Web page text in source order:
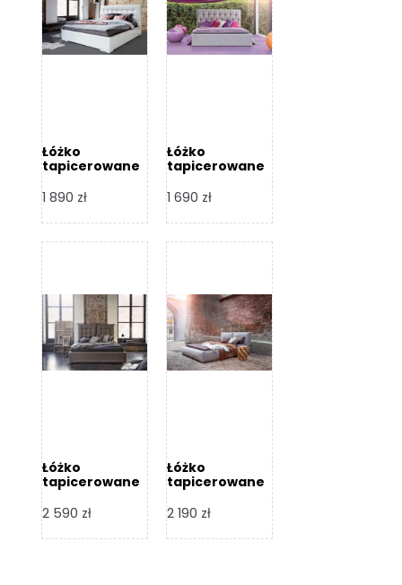
Łóżko
tapicerowane
Design
1 890 zł
Łóżko
tapicerowane
Design
1 690 zł
Łóżko
tapicerowane
Design
2 590 zł
Łóżko
tapicerowane
Design
2 190 zł